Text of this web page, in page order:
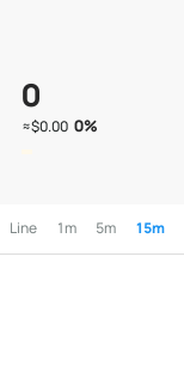
0
≈$0.00 0%
Line 1m 5m 15m